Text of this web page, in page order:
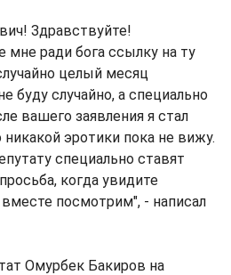
Здравствуйте!
мне ради бога ссылку на ту
целый месяц
буду случайно, а специально
вашего заявления я стал
эротики пока не вижу.
специально ставят
когда увидите
посмотрим", - написал
Омурбек Бакиров на